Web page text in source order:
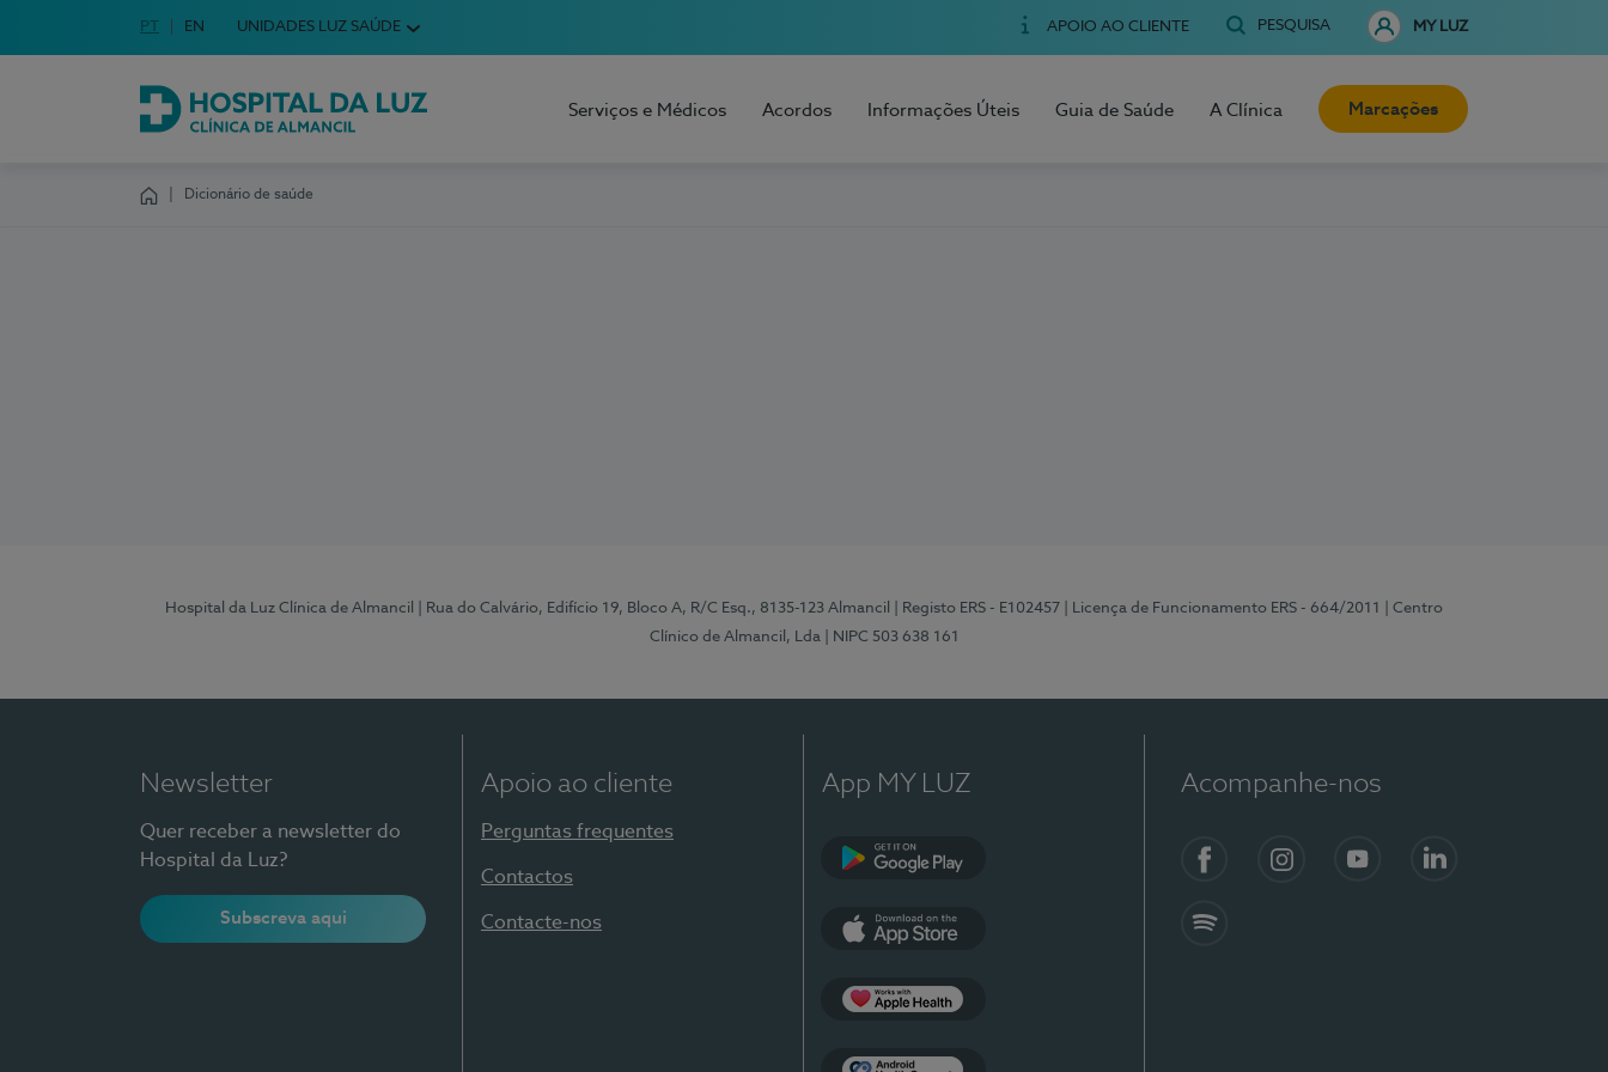
Escolha o seu idioma
Idioma em Português
PT English Language
EN UNIDADES LUZ SAÚDE APOIO AO CLIENTE PESQUISA MY LUZ
Hospital da Luz Clínica de Almancil
Serviços e Médicos Acordos Informações Úteis Guia de Saúde A Clínica Marcações
Dicionário de saúde
Hospital da Luz Clínica de Almancil | Rua do Calvário, Edifício 19, Bloco A, R/C Esq., 8135-123 Almancil | Registo ERS - E102457 | Licença de Funcionamento ERS - 664/2011
| Centro
Clínico de Almancil, Lda
| NIPC 503 638 161
Newsletter
Quer receber a newsletter do
Hospital da Luz?
Subscreva aqui
Apoio ao cliente
Perguntas frequentes
Contactos
Contacte-nos
App MY LUZ Acompanhe-nos